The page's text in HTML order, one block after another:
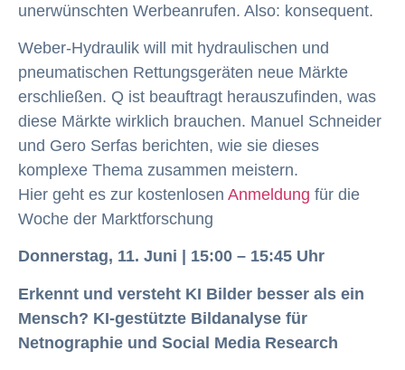
unerwünschten Werbeanrufen. Also: konsequent.
Weber-Hydraulik will mit hydraulischen und
pneumatischen Rettungsgeräten neue Märkte
erschließen. Q ist beauftragt herauszufinden, was
diese Märkte wirklich brauchen. Manuel Schneider
und Gero Serfas berichten, wie sie dieses
komplexe Thema zusammen meistern.
Hier geht es zur kostenlosen Anmeldung für die
Woche der Marktforschung
Donnerstag, 11. Juni | 15:00 – 15:45 Uhr
Erkennt und versteht KI Bilder besser als ein
Mensch? KI-gestützte Bildanalyse für
Netnographie und Social Media Research